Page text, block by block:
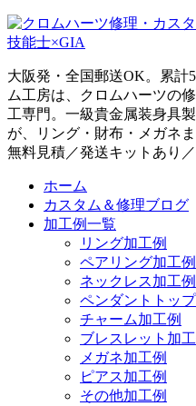
大阪発・全国郵送OK。累
ム工房は、クロムハーツの
工専門。一級貴金属装身具
が、リング・財布・メガネ
無料見積／発送キットあり／
ホーム
カスタム＆修理ブログ
加工例一覧
リング加工例
ペアリング加工例
ネックレス加工例
ペンダントトッ
チャーム加工例
ブレスレット加
メガネ加工例
ピアス加工例
その他加工例